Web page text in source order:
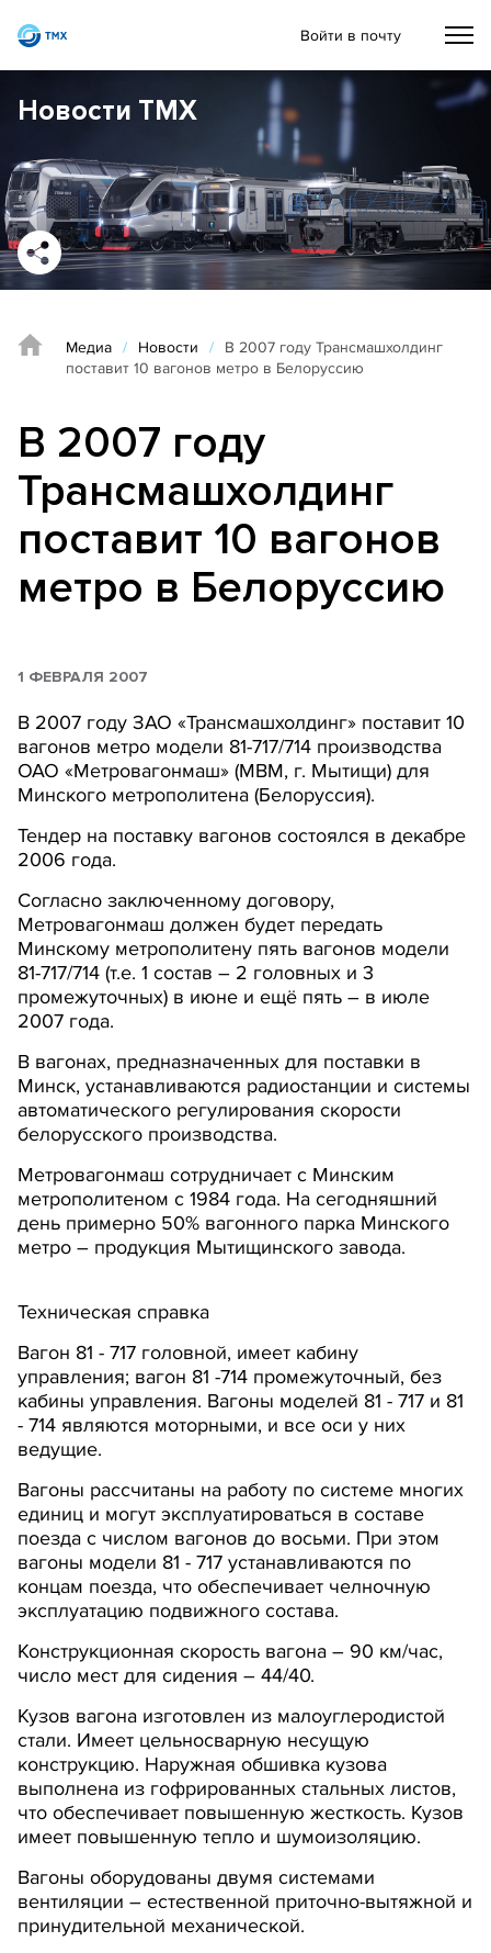
Войти в почту
Новости ТМХ
Медиа / Новости /
В 2007 году Трансмашхолдинг
поставит 10 вагонов метро в Белоруссию
В 2007 году
Трансмашхолдинг
поставит 10 вагонов
метро в Белоруссию
1 ФЕВРАЛЯ 2007
В 2007 году ЗАО «Трансмашхолдинг» поставит 10
вагонов метро модели 81-717/714 производства
ОАО «Метровагонмаш» (МВМ, г. Мытищи) для
Минского метрополитена (Белоруссия).
Тендер на поставку вагонов состоялся в декабре
2006 года.
Согласно заключенному договору,
Метровагонмаш должен будет передать
Минскому метрополитену пять вагонов модели
81-717/714 (т.е. 1 состав – 2 головных и 3
промежуточных) в июне и ещё пять – в июле
2007 года.
В вагонах, предназначенных для поставки в
Минск, устанавливаются радиостанции и системы
автоматического регулирования скорости
белорусского производства.
Метровагонмаш сотрудничает с Минским
метрополитеном с 1984 года. На сегодняшний
день примерно 50% вагонного парка Минского
метро – продукция Мытищинского завода.
Техническая справка
Вагон 81 - 717 головной, имеет кабину
управления; вагон 81 -714 промежуточный, без
кабины управления. Вагоны моделей 81 - 717 и 81
- 714 являются моторными, и все оси у них
ведущие.
Вагоны рассчитаны на работу по системе многих
единиц и могут эксплуатироваться в составе
поезда с числом вагонов до восьми. При этом
вагоны модели 81 - 717 устанавливаются по
концам поезда, что обеспечивает челночную
эксплуатацию подвижного состава.
Конструкционная скорость вагона – 90 км/час,
число мест для сидения – 44/40.
Кузов вагона изготовлен из малоуглеродистой
cтали. Имеет цельносварную несущую
конструкцию. Наружная обшивка кузова
выполнена из гофрированных стальных листов,
что обеспечивает повышенную жесткость. Кузов
имеет повышенную тепло и шумоизоляцию.
Вагоны оборудованы двумя системами
вентиляции – естественной приточно-вытяжной и
принудительной механической.